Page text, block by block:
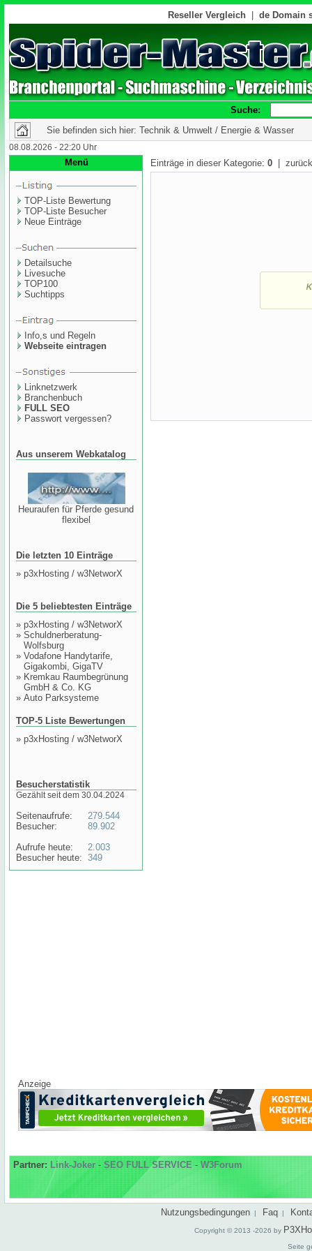
Reseller Vergleich de Domain
Suche:
Sie befinden sich hier: Technik & Umwelt / Energie & Wasser
08.08.2026 - 22:20 Uhr
Menü
TOP-Liste Bewertung
TOP-Liste Besucher
Neue Einträge
Detailsuche
Livesuche
TOP100
Suchtipps
Info,s und Regeln
Webseite eintragen
Linknetzwerk
Branchenbuch
FULL SEO
Passwort vergessen?
Aus unserem Webkatalog
Heuraufen für Pferde gesund
flexibel
Die letzten 10 Einträge
» p3xHosting / w3NetworX
Die 5 beliebtesten Einträge
» p3xHosting / w3NetworX
» Schuldnerberatung-
Wolfsburg
» Vodafone Handytarife,
Gigakombi, GigaTV
» Kremkau Raumbegrünung
GmbH & Co. KG
» Auto Parksysteme
TOP-5 Liste Bewertungen
» p3xHosting / w3NetworX
Besucherstatistik
Gezählt seit dem 30.04.2024
Seitenaufrufe:
Besucher:
Aufrufe heute:
Besucher heute:
279.544
89.902
2.003
349
Einträge in dieser Kategorie: 0 |
Anzeige
Partner: Link-Joker - SEO FULL SERVICE - W3Forum
Nutzungsbedingungen | Faq |
Copyright © 2013 -2026 by
Seite